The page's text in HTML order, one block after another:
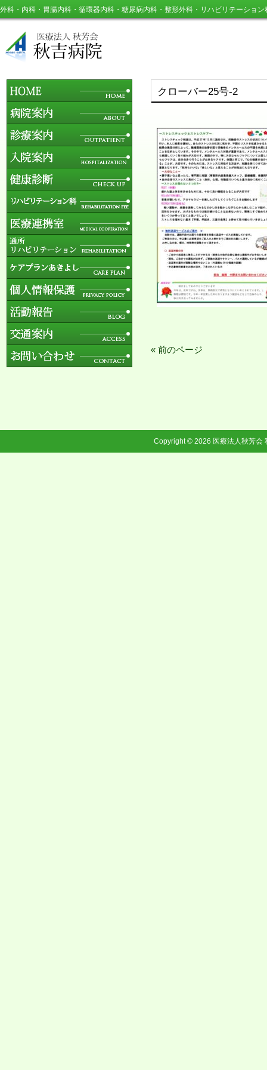
外科・内科・胃腸内科・循環器内科・糖尿病内科・整形外科・リハビリテーション
クローバー25号-2
« 前のページ
Copyright © 2026 医療法人秋芳会